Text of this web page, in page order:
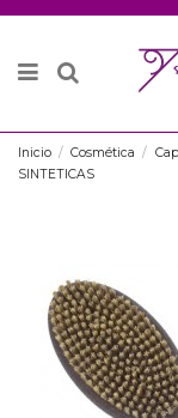
Inicio Cosmética
SINTETICAS